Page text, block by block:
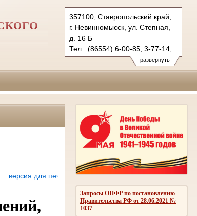
развернуть
357100, Ставропольский край,
г. Невинномысск, ул. Степная,
д. 16 Б
Тел.: (86554) 6-00-85, 3-77-14,
6-00-81(ф.)
nevinnomysky.stv@sudrf.ru
Запросы ОПФР по постановлению
Правительства РФ от 28.06.2021 №
1037
версия для печати